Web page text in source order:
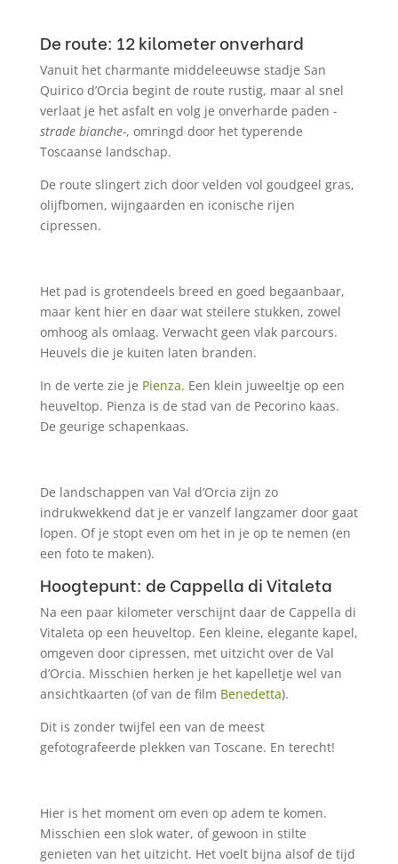
De route: 12 kilometer onverhard
Vanuit het charmante middeleeuwse stadje San
Quirico d’Orcia begint de route rustig, maar al snel
verlaat je het asfalt en volg je onverharde paden -
strade bianche-, omringd door het typerende
Toscaanse landschap.
De route slingert zich door velden vol goudgeel gras,
olijfbomen, wijngaarden en iconische rijen
cipressen.
Het pad is grotendeels breed en goed begaanbaar,
maar kent hier en daar wat steilere stukken, zowel
omhoog als omlaag. Verwacht geen vlak parcours.
Heuvels die je kuiten laten branden.
In de verte zie je Pienza. Een klein juweeltje op een
heuveltop. Pienza is de stad van de Pecorino kaas.
De geurige schapenkaas.
De landschappen van Val d’Orcia zijn zo
indrukwekkend dat je er vanzelf langzamer door gaat
lopen. Of je stopt even om het in je op te nemen (en
een foto te maken).
Hoogtepunt: de Cappella di Vitaleta
Na een paar kilometer verschijnt daar de Cappella di
Vitaleta op een heuveltop. Een kleine, elegante kapel,
omgeven door cipressen, met uitzicht over de Val
d’Orcia. Misschien herken je het kapelletje wel van
ansichtkaarten (of van de film Benedetta).
Dit is zonder twijfel een van de meest
gefotografeerde plekken van Toscane. En terecht!
Hier is het moment om even op adem te komen.
Misschien een slok water, of gewoon in stilte
genieten van het uitzicht. Het voelt bijna alsof de tijd